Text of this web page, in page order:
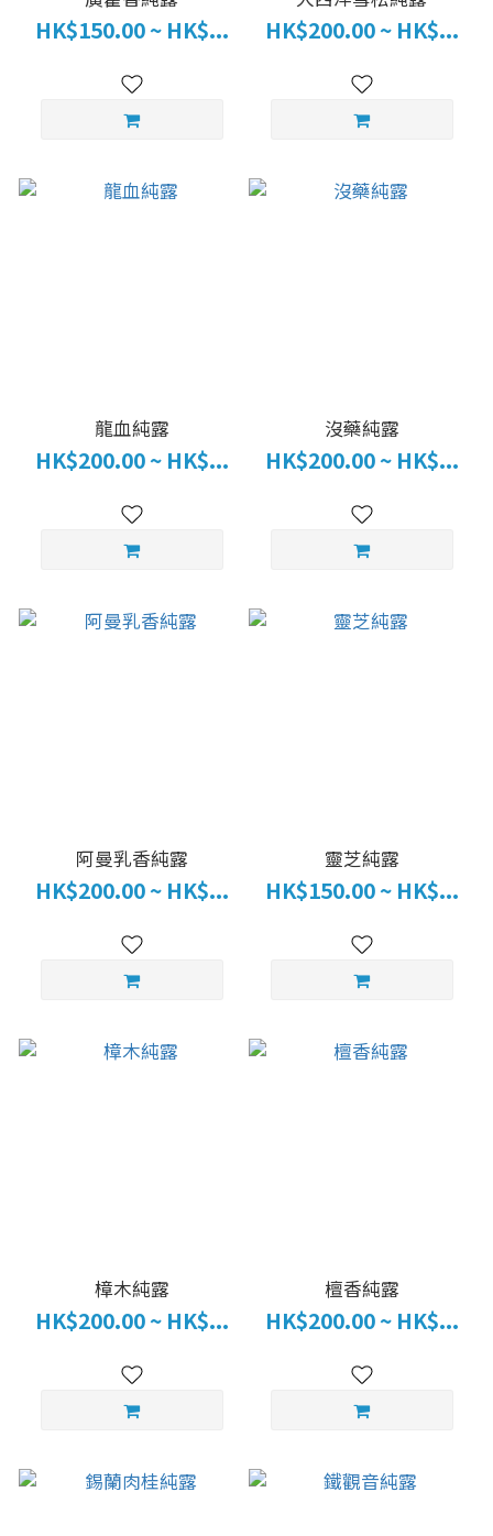
HK$150.00 ~ HK$... HK$200.00 ~ HK$...
龍血純露
HK$200.00 ~ HK$...
沒藥純露
HK$200.00 ~ HK$...
阿曼乳香純露
HK$200.00 ~ HK$...
靈芝純露
HK$150.00 ~ HK$...
樟木純露
HK$200.00 ~ HK$...
檀香純露
HK$200.00 ~ HK$...